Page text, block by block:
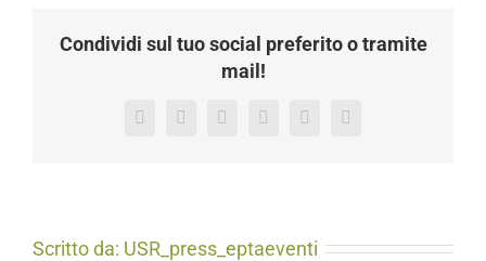
Condividi sul tuo social preferito o tramite
mail!
Facebook
X LinkedInTumblrPinterestEmail
Scritto da: USR_press_eptaeventi